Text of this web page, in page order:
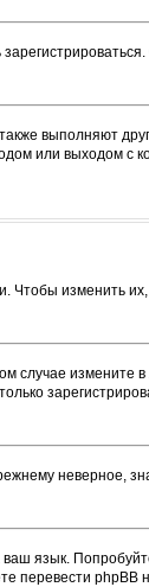
выполняют
или выходом с
Чтобы изменить
случае измените
неверное,
язык.
перевести